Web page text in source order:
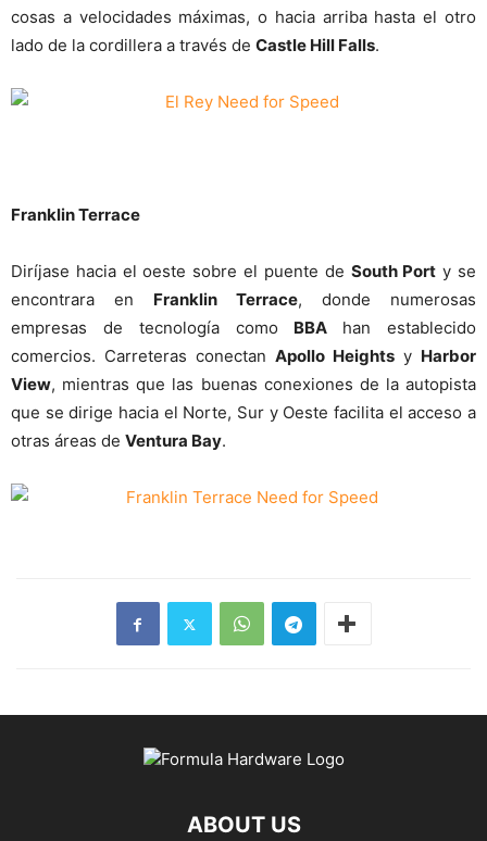
cosas a velocidades máximas, o hacia arriba hasta el otro
lado de la cordillera a través de Castle Hill Falls.
Franklin Terrace
Diríjase hacia el oeste sobre el puente de South Port y se
encontrara en Franklin Terrace, donde numerosas
empresas de tecnología como BBA han establecido
comercios. Carreteras conectan Apollo Heights y Harbor
View, mientras que las buenas conexiones de la autopista
que se dirige hacia el Norte, Sur y Oeste facilita el acceso a
otras áreas de Ventura Bay.
ABOUT US